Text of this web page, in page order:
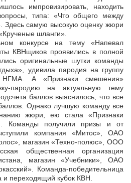
импровизировать, находить
типа: «Что общего между
Здесь самую высокую оценку жюри
шланги».
конкурсе на тему «Напевал
КВНщиков проявились в полной
оригинальные шутки команды
удивила пародия на группу
НГМА. А «Признаки смешения»
пародию на актуальную тему
баллов выяснилось, что все
Однако лучшую команду все
жюри, ею стала «Признаки
получили призы и от
компания «Митос», ОАО
магазин «Техно-полюс», ООО
общественная организация
магазин «Учебники», ОАО
Команда-победительница
и переходящий кубок КВН.